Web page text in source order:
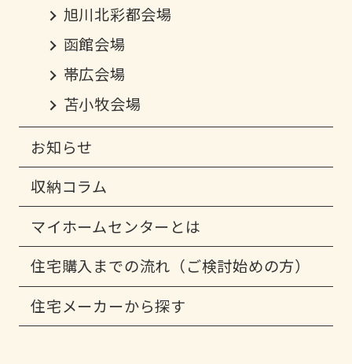
旭川北彩都会場
函館会場
帯広会場
苫小牧会場
お知らせ
収納コラム
マイホームセンターとは
住宅購入までの流れ（ご検討始めの方）
住宅メーカーから探す